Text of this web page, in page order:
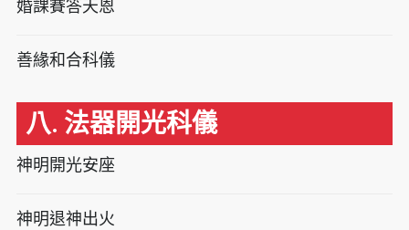
婚課賽答天恩
善緣和合科儀
八. 法器開光科儀
神明開光安座
神明退神出火